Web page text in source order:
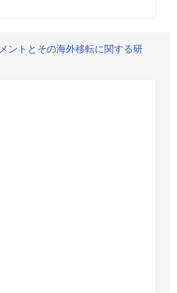
ントとその海外移転に関する研